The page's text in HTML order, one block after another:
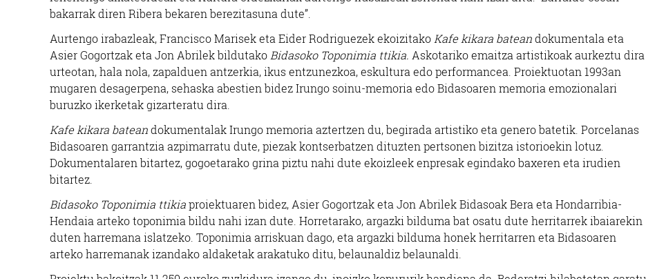
bakarrak diren Ribera bekaren berezitasuna dute”.
Aurtengo irabazleak, Francisco Marisek eta Eider Rodriguezek ekoizitako Kafe kikara bateandokumentala eta
Asier Gogortzak eta Jon Abrilek bildutako Bidasoko Toponimia ttikia. Askotariko emaitza artistikoak aurkeztu dira
urteotan, hala nola, zapalduen antzerkia, ikus entzunezkoa, eskultura edo performancea. Proiektuotan 1993an
mugaren desagerpena, sehaska abestien bidez Irungo soinu-memoria edo Bidasoaren memoria emozionalari
buruzko ikerketak gizarteratu dira.
Kafe kikara bateandokumentalak Irungo memoria aztertzen du, begirada artistiko eta genero batetik. Porcelanas
Bidasoaren garrantzia azpimarratu dute, piezak kontserbatzen dituzten pertsonen bizitza istorioekin lotuz.
Dokumentalaren bitartez, gogoetarako grina piztu nahi dute ekoizleek enpresak egindako baxeren eta irudien
bitartez.
Bidasoko Toponimia ttikiaproiektuaren bidez, Asier Gogortzak eta Jon Abrilek Bidasoak Bera eta Hondarribia-
Hendaia arteko toponimia bildu nahi izan dute. Horretarako, argazki bilduma bat osatu dute herritarrek ibaiarekin
duten harremana islatzeko. Toponimia arriskuan dago, eta argazki bilduma honek herritarren eta Bidasoaren
arteko harremanak izandako aldaketak arakatuko ditu, belaunaldiz belaunaldi.
AMI OIHALAK
Errenteria-Orereta
GARMENDIA ITURTXOKO
Oiartzun
AMI OIHALAK
Errenteria-Orereta